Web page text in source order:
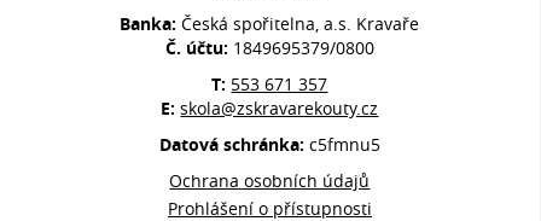
Banka:Česká spořitelna, a.s. Kravaře
Č. účtu: 1849695379/0800
T: 553 671 357
E:skola@zskravarekouty.cz
Datová schránka: c5fmnu5
Ochrana osobních údajů
Prohlášení o přístupnosti